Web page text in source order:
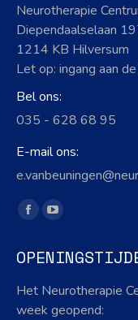
Neurotherapie
Diependaalselaan
1214 KB Hilversum
Let op: ingang aan
Bel ons:
035 - 628 68 95
E-mail ons:
Vind ons op:
Facebook
opens
in
new
YouTube
opens
new
Het Neurotherapie
week geopend: